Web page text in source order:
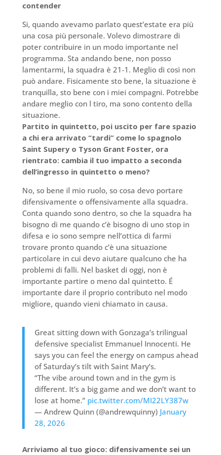
contender
Si, quando avevamo parlato quest’estate era più
una cosa più personale. Volevo dimostrare di
poter contribuire in un modo importante nel
programma. Sta andando bene, non posso
lamentarmi, la squadra è 21-1. Meglio di così non
può andare. Fisicamente sto bene, la situazione è
tranquilla, sto bene con i miei compagni. Potrebbe
andare meglio con l tiro, ma sono contento della
situazione.
Partito in quintetto, poi uscito per fare spazio
a chi era arrivato “tardi” come lo spagnolo
Saint Supery o Tyson Grant Foster, ora
rientrato: cambia il tuo impatto a seconda
dell’ingresso in quintetto o meno?
No, so bene il mio ruolo, so cosa devo portare
difensivamente o offensivamente alla squadra.
Conta quando sono dentro, so che la squadra ha
bisogno di me quando c’è bisogno di uno stop in
difesa e io sono sempre nell’ottica di farmi
trovare pronto quando c’è una situazione
particolare in cui devo aiutare qualcuno che ha
problemi di falli. Nel basket di oggi, non è
importante partire o meno dal quintetto. É
importante dare il proprio contributo nel modo
migliore, quando vieni chiamato in causa.
Great sitting down with Gonzaga’s trilingual
defensive specialist Emmanuel Innocenti. He
says you can feel the energy on campus ahead
of Saturday’s tilt with Saint Mary’s.
“The vibe around town and in the gym is
different. It’s a big game and we don’t want to
lose at home.” pic.twitter.com/MI22LY387w
— Andrew Quinn (@andrewquinny) January
28, 2026
Arriviamo al tuo gioco: difensivamente sei un